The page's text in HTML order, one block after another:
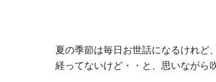
夏の季節は毎日お世話になるけれど
経ってないけど・・と、思いながら